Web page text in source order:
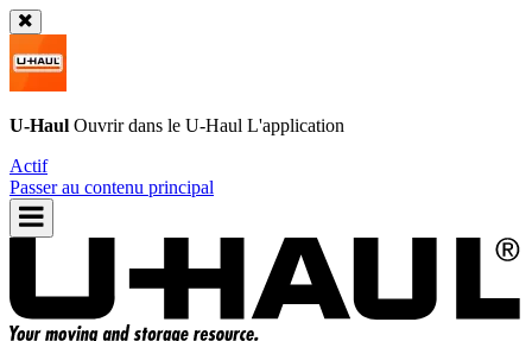
U-Haul Ouvrir dans le U-Haul L'application
Actif
Passer au contenu principal